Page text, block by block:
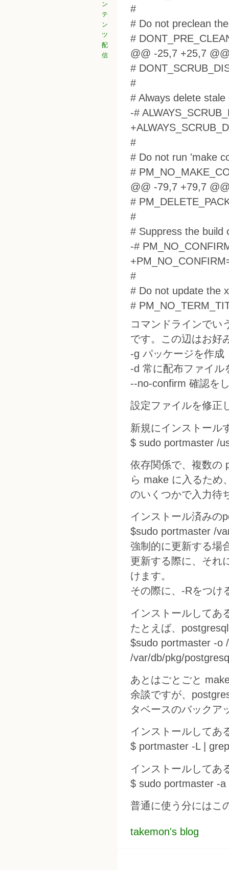
#
# Do not preclean
#
@@ -25,7 +25,7
#
#
# Always delete
-#
#
# Do not run 'make
#
@@ -79,7 +79,7
#
#
# Suppress the build
-#
#
# Do not update the
#
コマンドラインでい
です。この辺はお好
-g パッケージを作成
-d 常に配布ファイル
--no-confirm 確認を
設定ファイルを修正
新規にインストール
$ sudo portmaster /
依存関係で、複数の
ら make に入るため
のいくつかで入力待
インストール済みの
$sudo portmaster /
強制的に更新する場
更新する際に、それ
けます。
その際に、-Rをつけ
インストールしてあ
たとえば、
$sudo portmaster -o
/var/db/pkg/
あとはごとごと
余談ですが、
タベースのバックア
インストールしてあ
$ portmaster -L |
インストールしてあ
$ sudo portmaster -a
普通に使う分にはこ
takemon's blog